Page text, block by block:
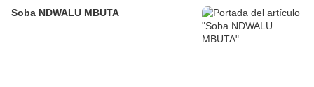
Soba NDWALU MBUTA